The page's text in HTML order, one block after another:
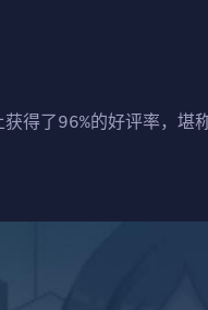
了​​96%的好评率​​，堪